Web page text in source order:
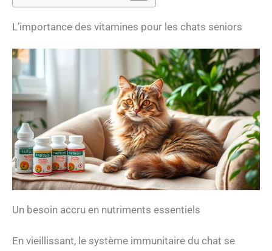
L’importance des vitamines pour les chats seniors
Un besoin accru en nutriments essentiels
En vieillissant, le système immunitaire du chat se